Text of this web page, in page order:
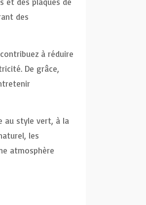
des
à réduire
De grâce,
au style vert, à la
les
atmosphère